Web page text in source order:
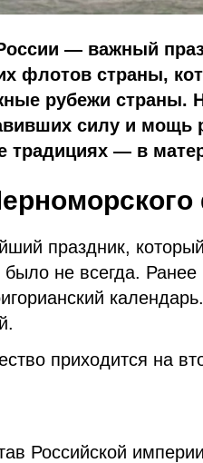
— важный
флотов страны,
рубежи страны.
силу и мощь
традициях — в
праздник,
не всегда. Ранее
приходится на
Российской